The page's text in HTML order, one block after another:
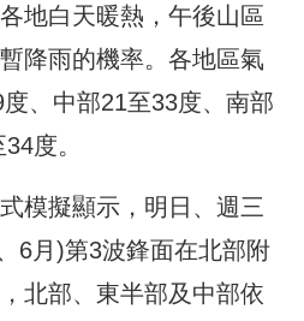
地白天暖熱，午後山區
降雨的機率。各地區氣
、中部21至33度、南部
度。
模擬顯示，明日、週三
6月)第3波鋒面在北部附
北部、東半部及中部依